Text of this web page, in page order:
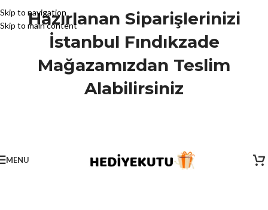
Skip to navigation
Skip to main content
Hazırlanan Siparişlerinizi
İstanbul Fındıkzade
Mağazamızdan Teslim
Alabilirsiniz
MENU